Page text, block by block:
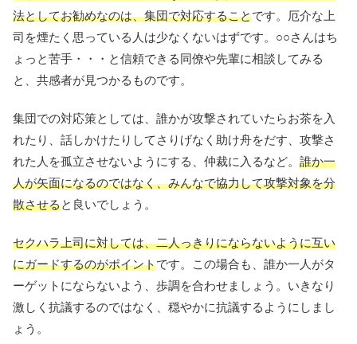
法としてお勧めなのは、集団で対応することです。厄介な上
司を煙たく思っている人は少なくないはずです。○○さんはち
ょっと苦手・・・と信頼できる同僚や先輩に相談してみる
と、共感者が見つかるものです。
集団での対応策としては、誰かが攻撃されていたらお茶を入
れたり、話しかけたりしてさりげなく助け舟をだす、攻撃さ
れた人を孤立させないようにする、仲裁に入るなど。 誰か一
人が矢面になるのではなく、みんなで協力して攻撃対象を分
散させると良いでしょう。
セクハラ上司に対しては、二人っきりにならないように互い
にガードするのがポイントです。この場合も、誰か一人がタ
ーゲットにならないよう、歩調を合わせましょう。いきなり
激しく抗議するのではなく、穏やかに抗議するようにしまし
ょう。